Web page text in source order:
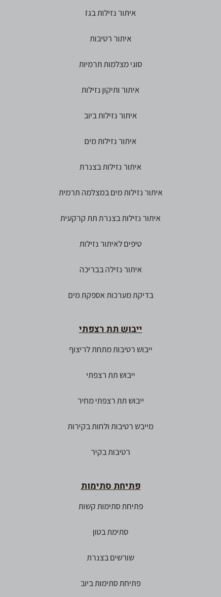
איתור נזילות בגז
איתור רטיבות
סוגי מצלמות תרמיות
איתור ותיקון נזילות
איתור נזילות ביוב
איתור נזילות מים
איתור נזילות בצנרת
איתור נזילות מים במצלמה תרמית
איתור נזילות בצנרת תת קרקעית
טיפים לאיתור נזילות
איתור נזילה בבריכה
בדיקת מערכות אספקת מים
ייבוש תת רצפתי
ייבוש רטיבות מתחת לריצוף
ייבוש תת רצפתי
ייבוש תת רצפתי מחיר
מייבש רטיבות ולחות בקירות
רטיבות בקיר
פתיחת סתימות
פתיחת סתימות קשות
סתימת בטון
שורשים בצנרת
פתיחת סתימות ביוב